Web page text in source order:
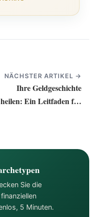
NÄCHSTER ARTIKEL →
Ihre Geldgeschichte
heilen: Ein Leitfaden für
Sie die
5 Minuten.